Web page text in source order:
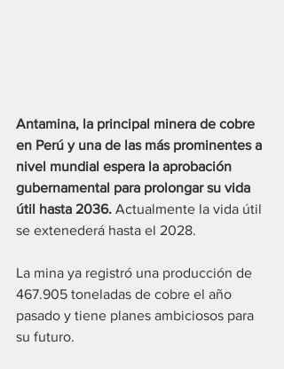
Antamina, la principal minera de cobre
en Perú y una de las más prominentes a
nivel mundial espera la aprobación
gubernamental para prolongar su vida
útil hasta 2036. Actualmente la vida útil
se extenederá hasta el 2028.
La mina ya registró una producción de
467.905 toneladas de cobre el año
pasado y tiene planes ambiciosos para
su futuro.